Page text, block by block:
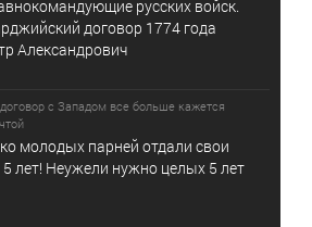
русских войск.
договор 1774 года
Александрович
с Западом все больше кажется
молодых парней отдали свои
лет! Неужели нужно целых 5 лет